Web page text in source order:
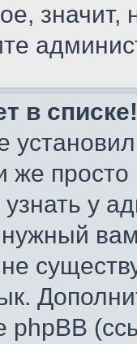
значит,
в списке!
же
у
не
phpBB